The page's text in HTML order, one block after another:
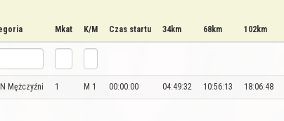
Mkat K/M Czas startu 34km 68km 102km
Mężczyźni 1 M 1 00:00:00 04:49:32 10:56:13 18:06:48